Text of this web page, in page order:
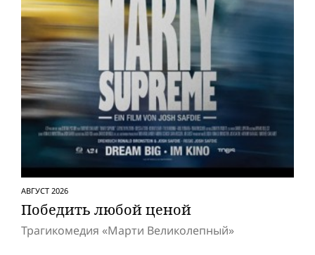
АВГУСТ 2026
Победить любой ценой
Трагикомедия «Марти Великолепный»